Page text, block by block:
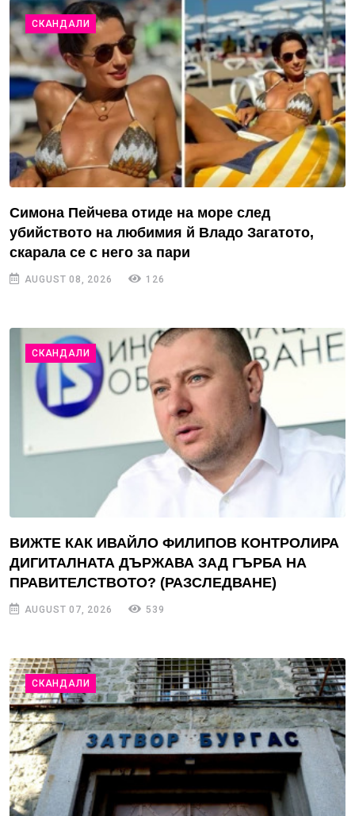
СКАНДАЛИ
Симона Пейчева отиде на море след
убийството на любимия й Владо Загатото,
скарала се с него за пари
AUGUST 08, 2026 126
СКАНДАЛИ
ВИЖТЕ КАК ИВАЙЛО ФИЛИПОВ КОНТРОЛИРА
ДИГИТАЛНАТА ДЪРЖАВА ЗАД ГЪРБА НА
ПРАВИТЕЛСТВОТО? (РАЗСЛЕДВАНЕ)
AUGUST 07, 2026 539
СКАНДАЛИ